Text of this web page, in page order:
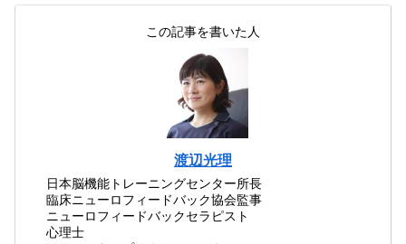
この記事を書いた人
渡辺光理
日本脳機能トレーニングセンター所長
臨床ニューロフィードバック協会監事
ニューロフィードバックセラピスト
心理士